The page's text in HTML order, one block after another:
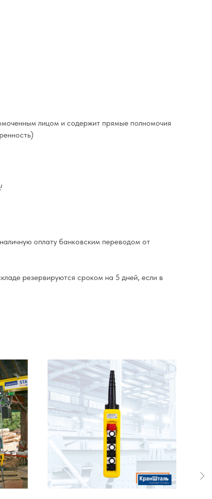
лицом и содержит прямые полномочия
оплату банковским переводом от
резервируются сроком на 5 дней, если в